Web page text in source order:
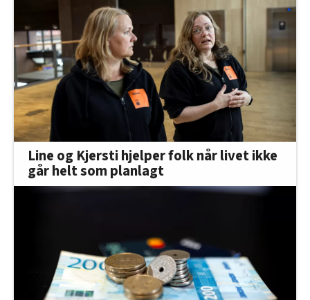
Line og Kjersti hjelper folk når livet ikke
går helt som planlagt